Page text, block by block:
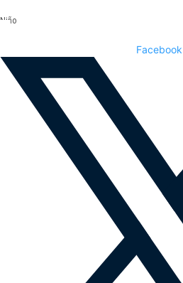
Niño
Facebook